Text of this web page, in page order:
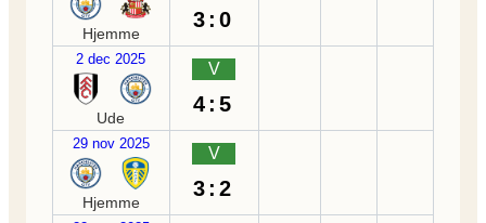
Hjemme
3:0
2 dec 2025
Ude
V
4:5
29 nov 2025
Hjemme
V
3:2